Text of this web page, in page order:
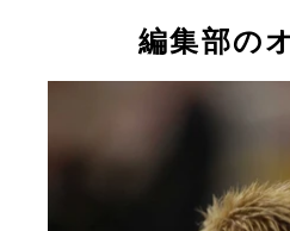
編集部の